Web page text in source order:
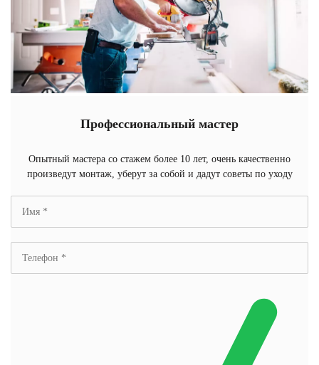
Профессиональный мастер
Опытный мастера со стажем более 10 лет, очень качественно
произведут монтаж, уберут за собой и дадут советы по уходу